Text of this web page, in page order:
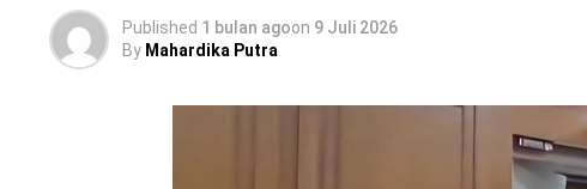
Published 1 bulan agoon 9 Juli 2026
By Mahardika Putra